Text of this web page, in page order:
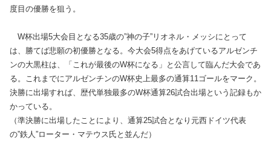
度目の優勝を狙う。
W杯出場5大会目となる35歳の”神の子”リオネル・メッシにとって
は、勝てば悲願の初優勝となる。今大会5得点をあげているアルゼンチ
ンの大黒柱は、「これが最後のW杯になる」と公言して臨んだ大会であ
る。これまでにアルゼンチンのW杯史上最多の通算11ゴールをマーク。
決勝に出場すれば、歴代単独最多のW杯通算26試合出場という記録もか
かっている。
（準決勝に出場したことにより、通算25試合となり元西ドイツ代表
の”鉄人”ローター・マテウス氏と並んだ）